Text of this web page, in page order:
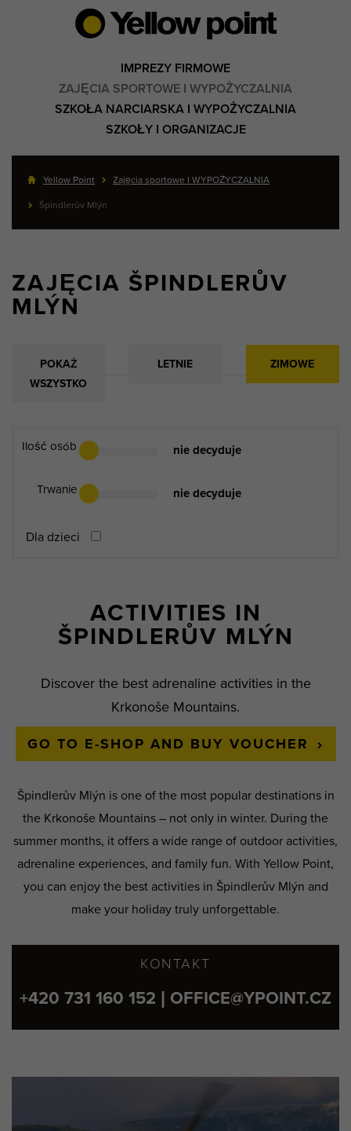
IMPREZY FIRMOWE
ZAJĘCIA SPORTOWE I WYPOŻYCZALNIA
SZKOŁA NARCIARSKA I WYPOŻYCZALNIA
SZKOŁY I ORGANIZACJE
Yellow Point Zajęcia sportowe I WYPOŻYCZALNIA
Špindlerův Mlýn
ZAJĘCIA ŠPINDLERŮV
MLÝN
POKAŻ
WSZYSTKO
LETNIE ZIMOWE
Ilość osób nie decyduje
Trwanie nie decyduje
Dla dzieci
ACTIVITIES IN
ŠPINDLERŮV MLÝN
Discover the best adrenaline activities in the
Krkonoše Mountains.
GO TO E-SHOP AND BUY VOUCHER
Špindlerův Mlýn is one of the most popular destinations in
the Krkonoše Mountains – not only in winter. During the
summer months, it offers a wide range of outdoor activities,
adrenaline experiences, and family fun. With Yellow Point,
you can enjoy the best activities in Špindlerův Mlýn and
make your holiday truly unforgettable.
KONTAKT
+420 731 160 152 | OFFICE@YPOINT.CZ